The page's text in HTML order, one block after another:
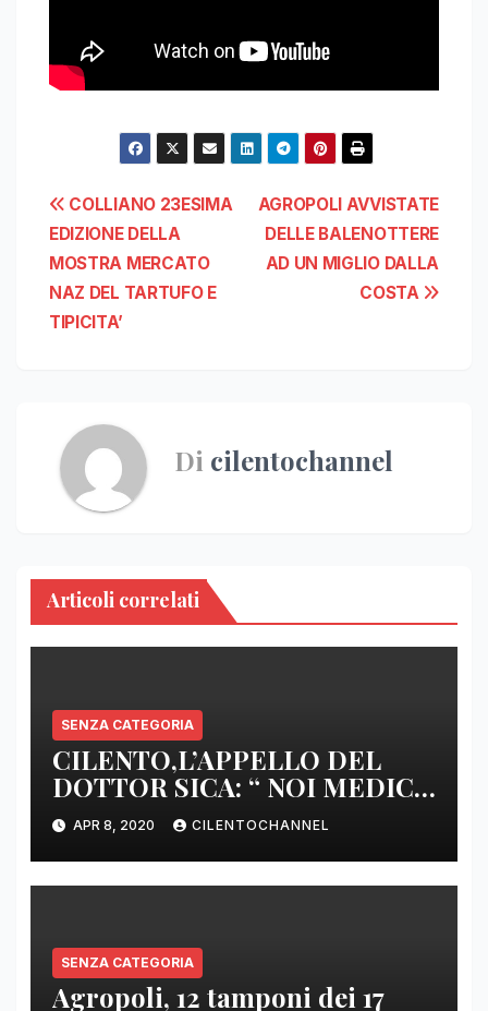
Navigazione
articoli
AGROPOLI AVVISTATE
DELLE BALENOTTERE
AD UN MIGLIO DALLA
COSTA
COLLIANO 23ESIMA
EDIZIONE DELLA
MOSTRA MERCATO
NAZ DEL TARTUFO E
TIPICITA’
Di cilentochannel
Articoli correlati
SENZA CATEGORIA
CILENTO,L’APPELLO DEL
DOTTOR SICA: “ NOI MEDICI
DI BASE SIAMO SENZA ARMI
E SENZA PRESIDI”
APR 8, 2020 CILENTOCHANNEL
SENZA CATEGORIA
Agropoli, 12 tamponi dei 17